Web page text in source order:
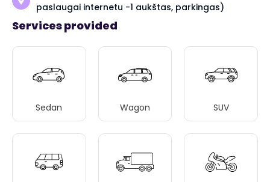
paslaugai internetu -1 aukštas, parkingas)
Services provided
Sedan Wagon SUV